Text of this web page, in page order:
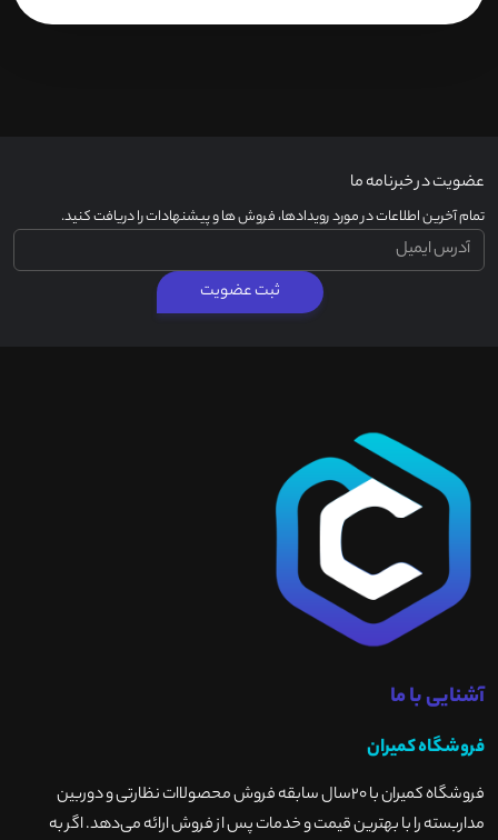
عضویت در خبرنامه ما
تمام آخرین اطلاعات در مورد رویدادها، فروش ها و پیشنهادات را دریافت کنید.
ثبت عضویت
آشنایی با ما
فروشگاه کمیران
فروشگاه کمیران با ۲۰سال سابقه فروش محصولاات نظارتی و دوربین
مداربسته را با بهترین قیمت و خدمات پس از فروش ارائه می‌دهد. اگر به